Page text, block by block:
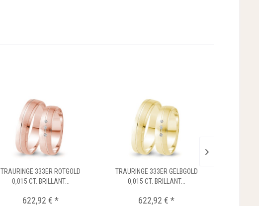
TRAURINGE 333ER ROTGOLD
0,015 CT. BRILLANT...
622,92 € *
TRAURINGE 333ER GELBGOLD
0,015 CT. BRILLANT...
622,92 € *